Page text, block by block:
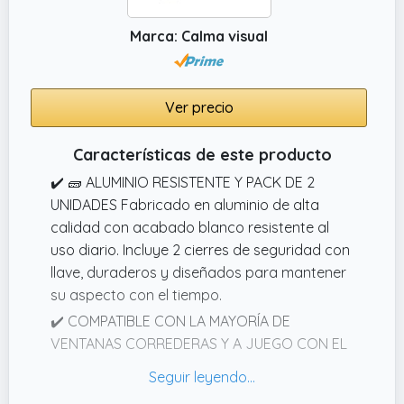
Marca: Calma visual
Ver precio
Características de este producto
✔️ 🧱 ALUMINIO RESISTENTE Y PACK DE 2
UNIDADES Fabricado en aluminio de alta
calidad con acabado blanco resistente al
uso diario. Incluye 2 cierres de seguridad con
llave, duraderos y diseñados para mantener
su aspecto con el tiempo.
✔️ COMPATIBLE CON LA MAYORÍA DE
VENTANAS CORREDERAS Y A JUEGO CON EL
de ventanas correderas funciona como